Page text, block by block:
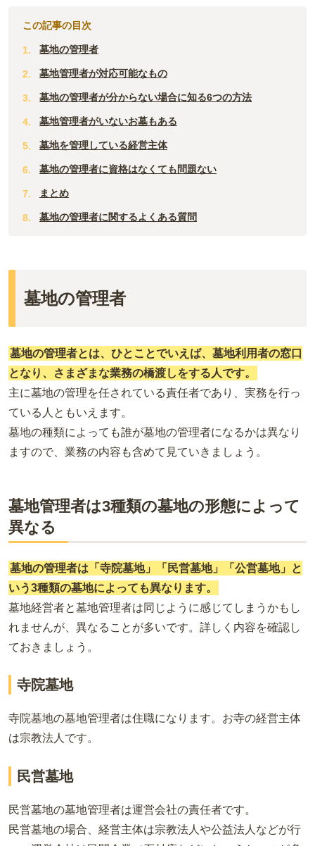
新潟
長野
滋賀
和歌山
鳥取
山口
香川
高知
徳島
佐賀
鹿児島
沖縄
この記事の目次
墓地の管理者
墓地管理者が対応可能なもの
墓地の管理者が分からない場合に知る6つの方法
墓地管理者がいないお墓もある
墓地を管理している経営主体
墓地の管理者に資格はなくても問題ない
まとめ
墓地の管理者に関するよくある質問
墓地の管理者
墓地の管理者とは、ひとことでいえば、墓地利用者の窓口
となり、さまざまな業務の橋渡しをする人です。
主に墓地の管理を任されている責任者であり、実務を行っ
ている人ともいえます。
墓地の種類によっても誰が墓地の管理者になるかは異なり
ますので、業務の内容も含めて見ていきましょう。
墓地管理者は3種類の墓地の形態によって
異なる
墓地の管理者は「寺院墓地」「民営墓地」「公営墓地」と
いう3種類の墓地によっても異なります。
墓地経営者と墓地管理者は同じように感じてしまうかもし
れませんが、異なることが多いです。詳しく内容を確認し
ておきましょう。
寺院墓地
寺院墓地の墓地管理者は住職になります。お寺の経営主体
は宗教法人です。
民営墓地
民営墓地の墓地管理者は運営会社の責任者です。
民営墓地の場合、経営主体は宗教法人や公益法人などが行